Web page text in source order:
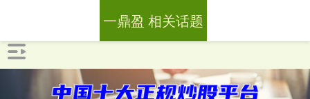
一鼎盈 相关话题